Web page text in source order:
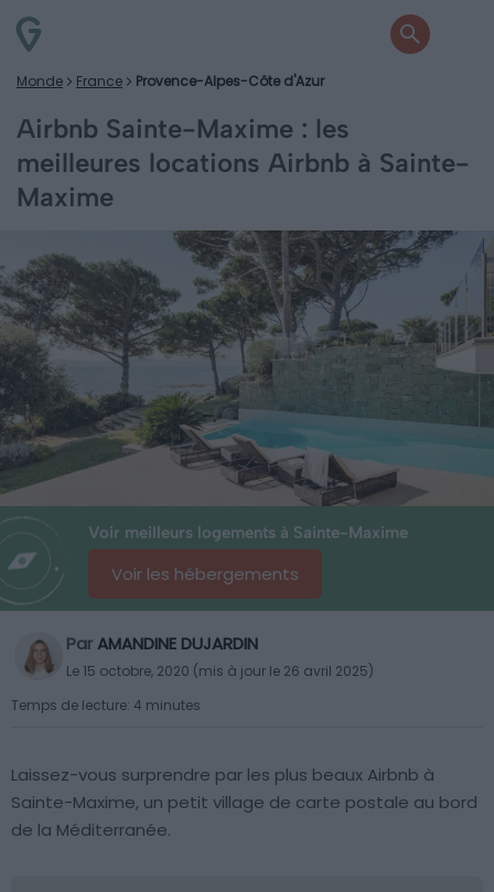
Monde France Provence-Alpes-Côte d'Azur
Airbnb Sainte-Maxime : les
meilleures locations Airbnb à Sainte-
Maxime
Voir meilleurs logements à Sainte-Maxime
Voir les hébergements
ParAMANDINE DUJARDIN
Le 15 octobre, 2020 (mis à jour le 26 avril 2025)
Temps de lecture: 4 minutes
Laissez-vous surprendre par les plus beaux Airbnb à
Sainte-Maxime, un petit village de carte postale au bord
de la Méditerranée.